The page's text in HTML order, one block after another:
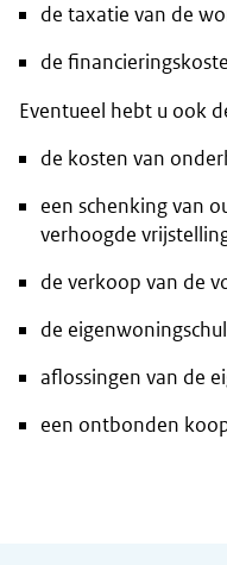
de taxatie van de
de
Eventueel hebt u ook
de kosten van
een schenking van
verhoogde
de verkoop van de
de
aflossingen van de
een ontbonden